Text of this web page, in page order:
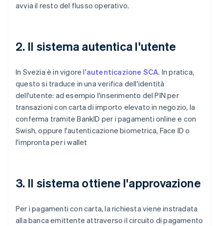
avvia il resto del flusso operativo.
2. Il sistema autentica l'utente
In Svezia è in vigore l'autenticazione SCA. In pratica,
questo si traduce in una verifica dell'identità
dell'utente: ad esempio l'inserimento del PIN per
transazioni con carta di importo elevato in negozio, la
conferma tramite BankID per i pagamenti online e con
Swish, oppure l'autenticazione biometrica, Face ID o
l'impronta per i wallet
3. Il sistema ottiene l'approvazione
Per i pagamenti con carta, la richiesta viene instradata
alla banca emittente attraverso il circuito di pagamento